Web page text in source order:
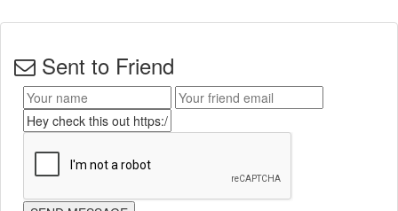
Sent to Friend